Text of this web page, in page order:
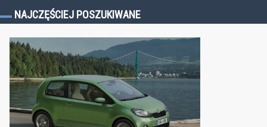
NAJCZĘŚCIEJ POSZUKIWANE